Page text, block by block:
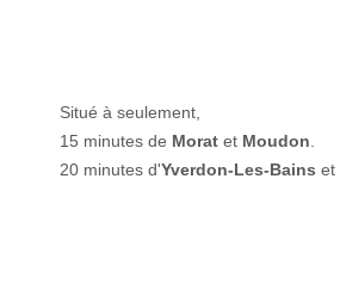
Situé à seulement,
15 minutes de Morat et Moudon
20 minutes d'Yverdon-Les-Bains et